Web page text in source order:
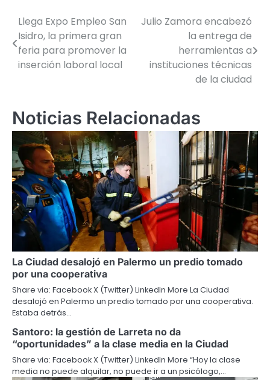
Navegación
de
entradas
Llega Expo Empleo San
Isidro, la primera gran
feria para promover la
inserción laboral local
Julio Zamora encabezó
la entrega de
herramientas a
instituciones técnicas
de la ciudad
Noticias Relacionadas
La Ciudad desalojó en Palermo un predio tomado
por una cooperativa
Share via: Facebook X (Twitter) LinkedIn More La Ciudad
desalojó en Palermo un predio tomado por una cooperativa.
Estaba detrás…
Santoro: la gestión de Larreta no da
“oportunidades” a la clase media en la Ciudad
Share via: Facebook X (Twitter) LinkedIn More “Hoy la clase
media no puede alquilar, no puede ir a un psicólogo,…